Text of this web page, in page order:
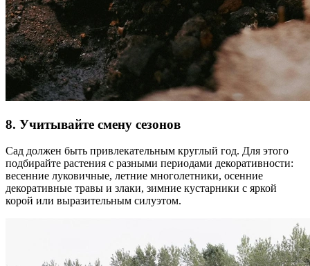
8. Учитывайте смену сезонов
Сад должен быть привлекательным круглый год. Для этого
подбирайте растения с разными периодами декоративности:
весенние луковичные, летние многолетники, осенние
декоративные травы и злаки, зимние кустарники с яркой
корой или выразительным силуэтом.